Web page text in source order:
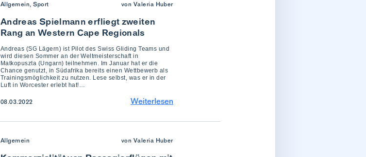
Allgemein, Sport von Valeria Huber
Andreas Spielmann erfliegt zweiten
Rang an Western Cape Regionals
Andreas (SG Lägern) ist Pilot des Swiss Gliding Teams und
wird diesen Sommer an der Weltmeisterschaft in
Matkopuszta (Ungarn) teilnehmen. Im Januar hat er die
Chance genutzt, in Südafrika bereits einen Wettbewerb als
Trainingsmöglichkeit zu nutzen. Lese selbst, was er in der
Luft in Worcester erlebt hat!…
08.03.2022 Weiterlesen
Allgemein von Valeria Huber